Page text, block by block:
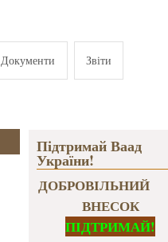
Документи Звіти
Підтримай Ваад
України!
ДОБРОВІЛЬНИЙ
ВНЕСОК
ПІДТРИМАЙ!